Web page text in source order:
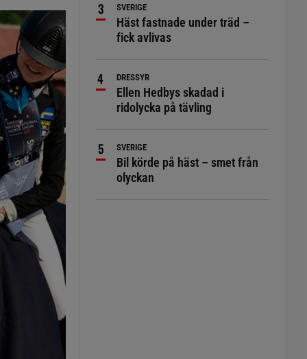
SVERIGE
Häst fastnade under träd –
fick avlivas
DRESSYR
Ellen Hedbys skadad i
ridolycka på tävling
SVERIGE
Bil körde på häst – smet från
olyckan